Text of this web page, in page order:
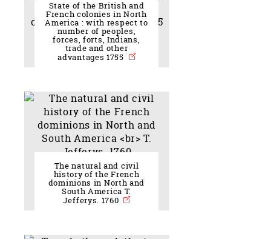
State of the British and
French colonies in North
America : with respect to
number of peoples,
forces, forts, Indians,
trade and other
advantages 1755
The natural and civil
history of the French
dominions in North and
South America T.
Jefferys. 1760